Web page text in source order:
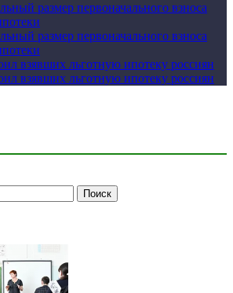
размер первоначального взноса
размер первоначального взноса
взявших льготную ипотеку россиян
взявших льготную ипотеку россиян